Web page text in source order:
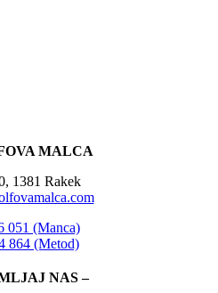
MALCA
1381 Rakek
051 (Manca)
864 (Metod)
NAS –